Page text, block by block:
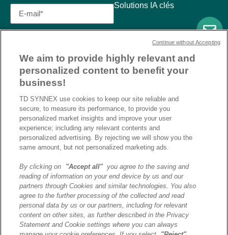
Solutions IA clés
J’ai lu et j’accepte la
politique de confidentialité et
les conditions d’utilisation
de Destination AI.​
We aim to provide highly relevant and
personalized content to benefit your
business!
TD SYNNEX use cookies to keep our site reliable and
secure, to measure its performance, to provide you
personalized market insights and improve your user
experience; including any relevant contents and
personalized advertising. By rejecting we will show you the
same amount, but not personalized marketing ads.
By clicking on "Accept all"you agree to the saving and
reading of information on your end device by us and our
partners through Cookies and similar technologies. You also
agree to the further processing of the collected and read
personal data by us or our partners, including for relevant
content on other sites, as further described in the Privacy
Statement and Cookie settings where you can always
Continue without Accepting